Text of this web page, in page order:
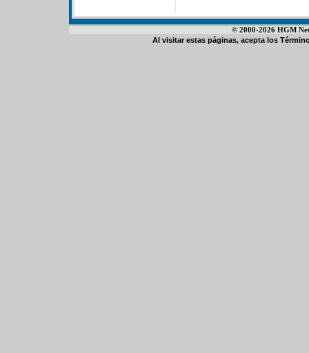
© 2000-2026 HGM
Al visitar estas páginas, acepta los